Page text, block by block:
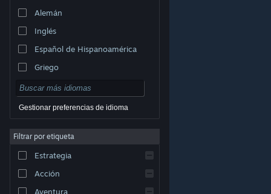
© Valve Corporation. Todos los derechos reservados.
respectivos dueños en EE. UU. y otros países.
Acuerdo de Suscriptor a Steam
Cookies
Alemán
Inglés
Español de Hispanoamérica
Griego
Gestionar preferencias de idioma
Filtrar por etiqueta
Estrategia
Acción
Aventura